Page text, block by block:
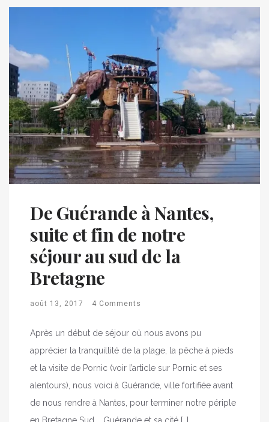
De Guérande à Nantes,
suite et fin de notre
séjour au sud de la
Bretagne
août 13, 2017 4 Comments
Après un début de séjour où nous avons pu
apprécier la tranquillité de la plage, la pêche à pieds
et la visite de Pornic (voir l’article sur Pornic et ses
alentours), nous voici à Guérande, ville fortifiée avant
de nous rendre à Nantes, pour terminer notre périple